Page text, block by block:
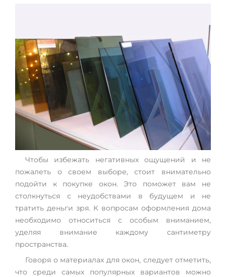
Чтобы избежать негативных ощущений и не
пожалеть о своем выборе, стоит внимательно
подойти к покупке окон. Это поможет вам не
столкнуться с неудобствами в будущем и не
тратить деньги зря. К вопросам оформления дома
необходимо относиться с особым вниманием,
уделяя внимание каждому сантиметру
пространства.
Говоря о материалах для окон, следует отметить,
что среди самых популярных вариантов можно